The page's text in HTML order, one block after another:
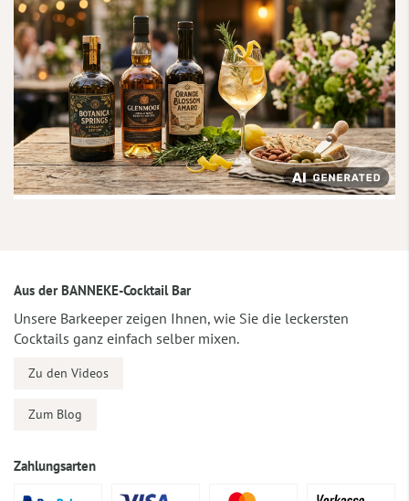
Aus der BANNEKE-Cocktail Bar
Unsere Barkeeper zeigen Ihnen, wie Sie die leckersten
Cocktails ganz einfach selber mixen.
Zu den Videos
Zum Blog
Zahlungsarten